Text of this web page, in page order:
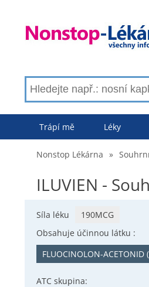
Trápí mě Léky
Nonstop Lékárna »
ILUVIEN -
Síla léku
190MCG
Obsahuje účinnou látku :
FLUOCINOLON-
ATC skupina: